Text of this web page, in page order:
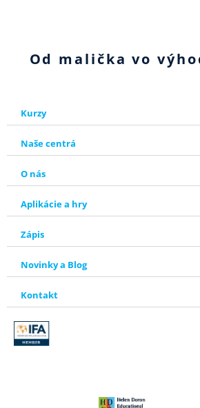
Od malička vo
Kurzy
Naše centrá
O nás
Aplikácie a hry
Zápis
Novinky a Blog
Kontakt